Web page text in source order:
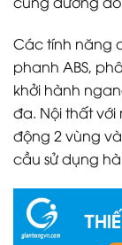
Các tính năng
phanh ABS,
khởi hành
đa. Nội thất với
động 2 vùng
cầu sử dụng